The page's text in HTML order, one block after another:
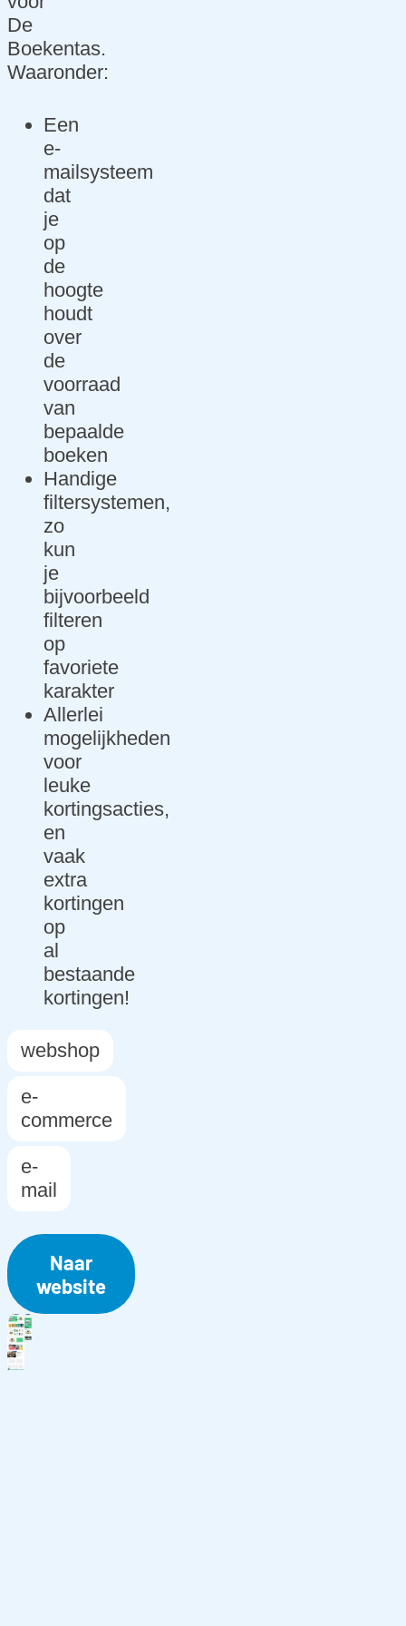
De
Boekentas.
Waaronder:
Een
e-
mailsysteem
dat
je
op
de
hoogte
houdt
over
de
voorraad
van
bepaalde
boeken
Handige
filtersystemen,
zo
kun
je
bijvoorbeeld
filteren
op
favoriete
karakter
Allerlei
mogelijkheden
voor
leuke
kortingsacties,
en
vaak
extra
kortingen
op
al
bestaande
kortingen!
webshop
e-
commerce
e-
mail
Naar
website